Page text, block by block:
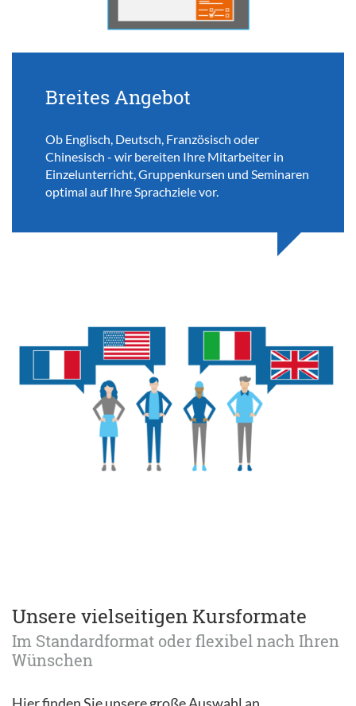
Breites Angebot
Ob Englisch, Deutsch, Französisch oder
Chinesisch - wir bereiten Ihre Mitarbeiter in
Einzelunterricht, Gruppenkursen und Seminaren
optimal auf Ihre Sprachziele vor.
Unsere vielseitigen Kursformate
Im Standardformat oder flexibel nach Ihren
Wünschen